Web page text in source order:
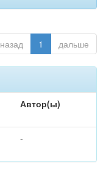
назад 1 дальше
Автор(ы)
-